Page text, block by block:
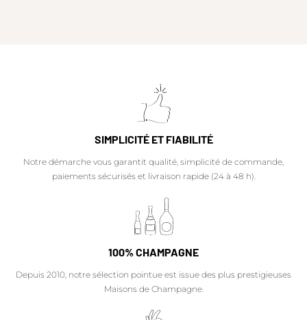
SIMPLICITÉ ET FIABILITÉ
Notre démarche vous garantit qualité, simplicité de commande,
paiements sécurisés et livraison rapide (24 à 48 h).
100% CHAMPAGNE
Depuis 2010, notre sélection pointue est issue des plus prestigieuses
Maisons de Champagne.